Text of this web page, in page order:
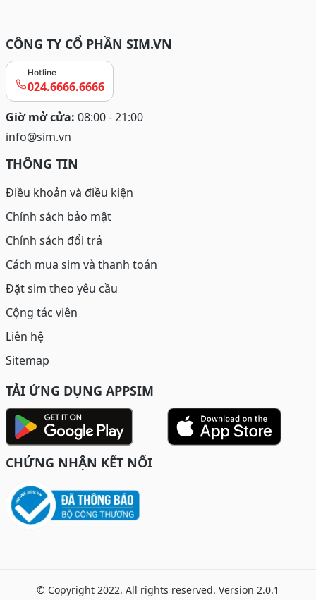
CÔNG TY CỔ PHẦN SIM.VN
Hotline
024.6666.6666
Giờ mở cửa: 08:00 - 21:00
info@sim.vn
THÔNG TIN
Điều khoản và điều kiện
Chính sách bảo mật
Chính sách đổi trả
Cách mua sim và thanh toán
Đặt sim theo yêu cầu
Cộng tác viên
Liên hệ
Sitemap
TẢI ỨNG DỤNG APPSIM
CHỨNG NHẬN KẾT NỐI
© Copyright 2022. All rights reserved. Version 2.0.1